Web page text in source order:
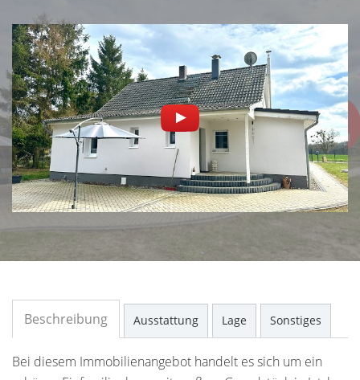
Beschreibung Ausstattung Lage Sonstiges
Bei diesem Immobilienangebot handelt es sich um ein